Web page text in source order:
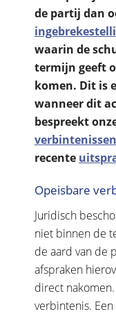
de partij dan
waarin de
termijn geeft
komen. Dit is
wanneer dit
bespreekt
recente
Opeisbare
Juridisch
niet binnen de
de aard van de
afspraken
direct
verbintenis.